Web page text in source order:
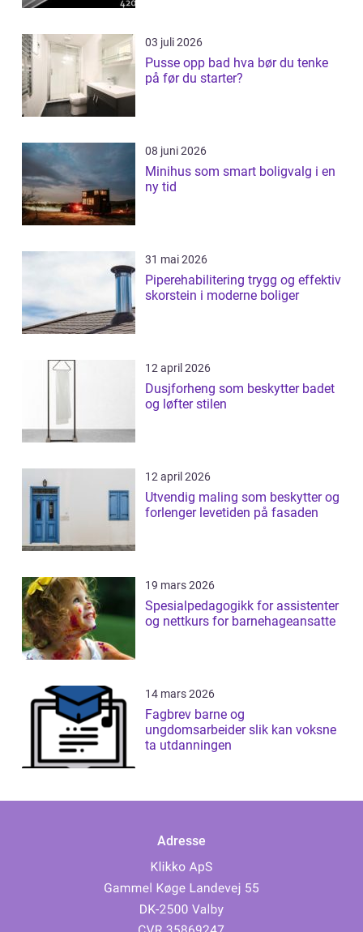
03 juli 2026
Pusse opp bad hva bør du tenke
på før du starter?
08 juni 2026
Minihus som smart boligvalg i en
ny tid
31 mai 2026
Piperehabilitering trygg og effektiv
skorstein i moderne boliger
12 april 2026
Dusjforheng som beskytter badet
og løfter stilen
12 april 2026
Utvendig maling som beskytter og
forlenger levetiden på fasaden
19 mars 2026
Spesialpedagogikk for assistenter
og nettkurs for barnehageansatte
14 mars 2026
Fagbrev barne og
ungdomsarbeider slik kan voksne
ta utdanningen
Adresse